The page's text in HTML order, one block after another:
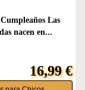
Las
nacen en...
16,99 €